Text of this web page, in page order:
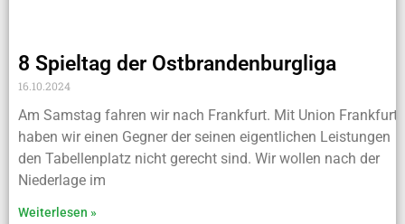
8 Spieltag der Ostbrandenburgliga
16.10.2024
Am Samstag fahren wir nach Frankfurt. Mit Union Frankfurt
haben wir einen Gegner der seinen eigentlichen Leistungen
den Tabellenplatz nicht gerecht sind. Wir wollen nach der
Niederlage im
Weiterlesen »